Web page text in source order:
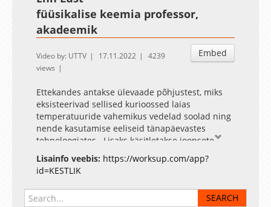
füüsikalise keemia professor,
akadeemik
Embed
Video by: UTTV 17.11.2022
4239
views
Ettekandes antakse ülevaade põhjustest, miks
eksisteerivad sellised kurioossed laias
temperatuuride vahemikus vedelad soolad ning
nende kasutamise eeliseid tänapäevastes
tehnoloogiates. Lisaks käsitletakse ioonsete
vedelike rakendamist erinevates
elektrokeemilistes energiaallikates, nt
superkondensaatorites, patareides.
Illustreeritakse võimalusi, kuidas looduslikest
materjalidest toota haruldasi muldmetalle ja
Lisainfo veebis: https://worksup.com/app?
id=KESTLIK